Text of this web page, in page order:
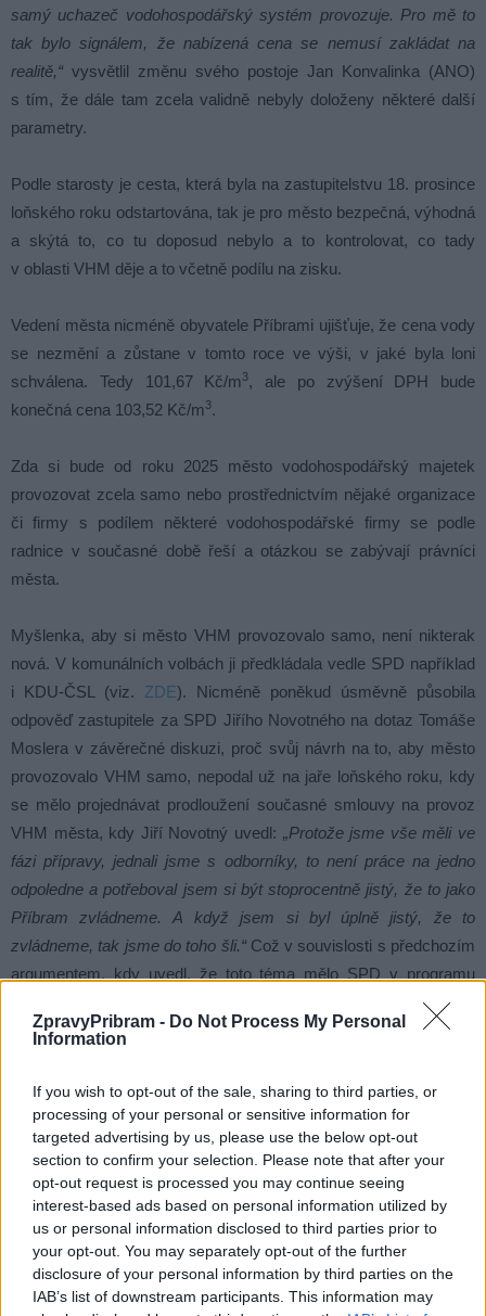
ZpravyPribram - Do Not Process My Personal
Information
If you wish to opt-out of the sale, sharing to third parties, or
processing of your personal or sensitive information for
targeted advertising by us, please use the below opt-out
section to confirm your selection. Please note that after your
opt-out request is processed you may continue seeing
interest-based ads based on personal information utilized by
us or personal information disclosed to third parties prior to
your opt-out. You may separately opt-out of the further
disclosure of your personal information by third parties on the
IAB’s list of downstream participants. This information may
samý uchazeč vodohospodářský systém provozuje. Pro mě to
tak bylo signálem, že nabízená cena se nemusí zakládat na
realitě,“ vysvětlil změnu svého postoje Jan Konvalinka (ANO)
s tím, že dále tam zcela validně nebyly doloženy některé další
parametry.
Podle starosty je cesta, která byla na zastupitelstvu 18. prosince
loňského roku odstartována, tak je pro město bezpečná, výhodná
a skýtá to, co tu doposud nebylo a to kontrolovat, co tady
v oblasti VHM děje a to včetně podílu na zisku.
Vedení města nicméně obyvatele Příbrami ujišťuje, že cena vody
se nezmění a zůstane v tomto roce ve výši, v jaké byla loni
schválena. Tedy 101,67 Kč/m3, ale po zvýšení DPH bude
konečná cena 103,52 Kč/m3.
Zda si bude od roku 2025 město vodohospodářský majetek
provozovat zcela samo nebo prostřednictvím nějaké organizace
či firmy s podílem některé vodohospodářské firmy se podle
radnice v současné době řeší a otázkou se zabývají právníci
města.
Myšlenka, aby si město VHM provozovalo samo, není nikterak
nová. V komunálních volbách ji předkládala vedle SPD například
i KDU-ČSL (viz. ZDE). Nicméně poněkud úsměvně působila
odpověď zastupitele za SPD Jiřího Novotného na dotaz Tomáše
Moslera v závěrečné diskuzi, proč svůj návrh na to, aby město
provozovalo VHM samo, nepodal už na jaře loňského roku, kdy
se mělo projednávat prodloužení současné smlouvy na provoz
VHM města, kdy Jiří Novotný uvedl: „Protože jsme vše měli ve
fázi přípravy, jednali jsme s odborníky, to není práce na jedno
odpoledne a potřeboval jsem si být stoprocentně jistý, že to jako
Příbram zvládneme. A když jsem si byl úplně jistý, že to
zvládneme, tak jsme do toho šli.“Což v souvislosti s předchozím
argumentem, kdy uvedl, že toto téma mělo SPD v programu
minimálně ve dvou komunálních volbách, nepůsobí zrovna
připraveným a propracovaným dojmem.
Ovšem výtky proti postupu vedení města v souvislosti
s provozováním vodohospodářského majetku má výhrady jak
opozice, tak i část veřejnosti.„Nerozporuji variantu, že si vodu
bude město spravovat samo, vadí mi ale ten způsob, kdy
naprosto bez podkladových materiálů mělo zastupitelstvo o tomto
hlasovat,“uvedl na lednovém zasedání zastupitelstva zastupitel
za Spojence Václav Dvořák.